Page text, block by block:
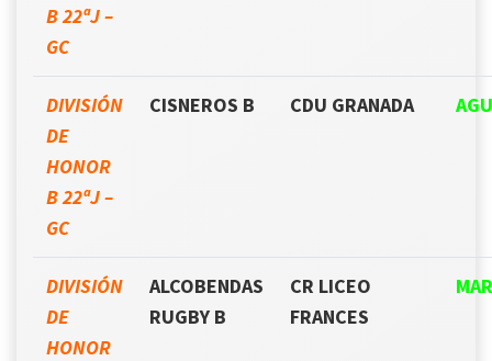
B 22ªJ –
GC
DIVISIÓN
DE
HONOR
B 22ªJ –
GC
CISNEROS B CDU GRANADA
DIVISIÓN
DE
HONOR
ALCOBENDAS
RUGBY B
CR LICEO
FRANCES